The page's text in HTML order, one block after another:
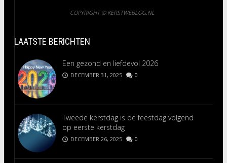
COPYRIGHT © KERSTWEBLOG.NL
LAATSTE BERICHTEN
Een gezond en liefdevol 2026
DECEMBER 31, 2025 0
Tweede kerstdag is de feestdag volgend
op eerste kerstdag
DECEMBER 26, 2025 0